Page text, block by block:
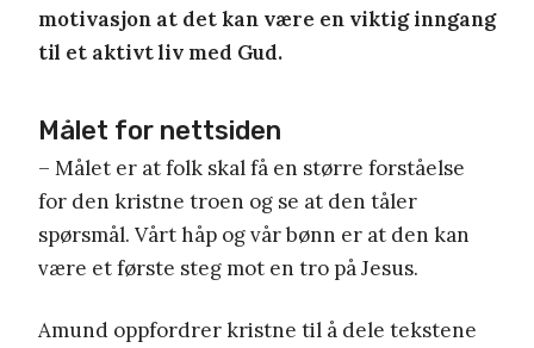
motivasjon at det kan være en viktig inngang
til et aktivt liv med Gud.
Målet for nettsiden
– Målet er at folk skal få en større forståelse
for den kristne troen og se at den tåler
spørsmål. Vårt håp og vår bønn er at den kan
være et første steg mot en tro på Jesus.
Amund oppfordrer kristne til å dele tekstene